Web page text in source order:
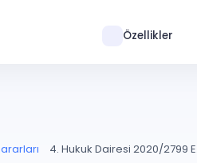
Özellikler
4. Hukuk Dairesi 2020/2799